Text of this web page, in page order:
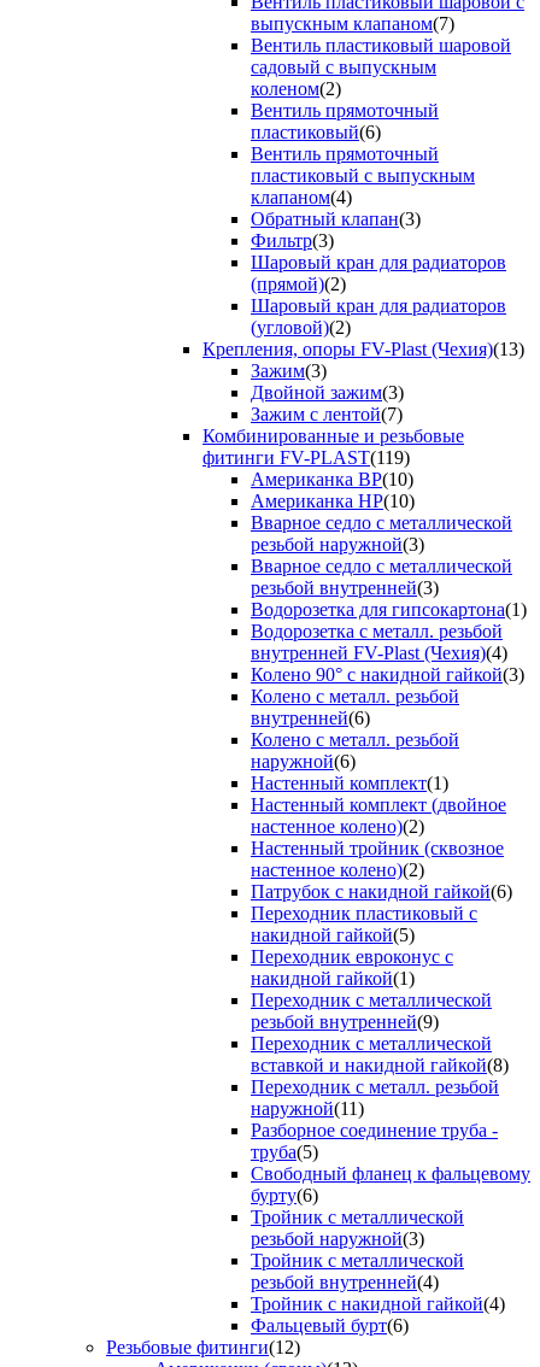
выпускным клапаном(7)
Вентиль пластиковый шаровой
садовый с выпускным
коленом(2)
Вентиль прямоточный
пластиковый(6)
Вентиль прямоточный
пластиковый с выпускным
клапаном(4)
Обратный клапан(3)
Фильтр(3)
Шаровый кран для радиаторов
(прямой)(2)
Шаровый кран для радиаторов
(угловой)(2)
Крепления, опоры FV-Plast (Чехия)(13)
Зажим(3)
Двойной зажим(3)
Зажим с лентой(7)
Комбинированные и резьбовые
фитинги FV-PLAST(119)
Американка ВР(10)
Американка НР(10)
Вварное седло с металлической
резьбой наружной(3)
Вварное седло с металлической
резьбой внутренней(3)
Водорозетка для гипсокартона(1)
Водорозетка с металл. резьбой
внутренней FV-Plast (Чехия)(4)
Колено 90° с накидной гайкой(3)
Колено с металл. резьбой
внутренней(6)
Колено с металл. резьбой
наружной(6)
Настенный комплект(1)
Настенный комплект (двойное
настенное колено)(2)
Настенный тройник (сквозное
настенное колено)(2)
Патрубок с накидной гайкой(6)
Переходник пластиковый с
накидной гайкой(5)
Переходник евроконус с
накидной гайкой(1)
Переходник с металлической
резьбой внутренней(9)
Переходник с металлической
вставкой и накидной гайкой(8)
Переходник с металл. резьбой
наружной(11)
Разборное соединение труба -
труба(5)
Свободный фланец к фальцевому
бурту(6)
Тройник с металлической
резьбой наружной(3)
Тройник с металлической
резьбой внутренней(4)
Тройник с накидной гайкой(4)
Фальцевый бурт(6)
Резьбовые фитинги(12)